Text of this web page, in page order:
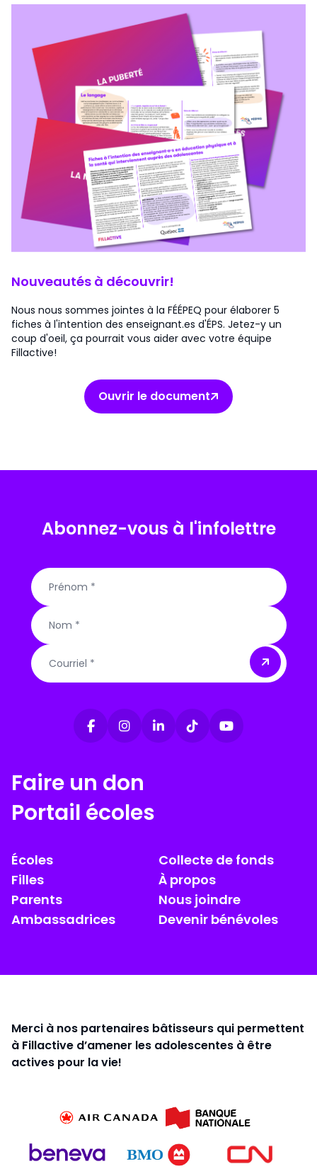
Nouveautés à découvrir!
Nous nous sommes jointes à la FÉÉPEQ pour élaborer 5
fiches à l'intention des enseignant.es d'ÉPS. Jetez-y un
coup d'oeil, ça pourrait vous aider avec votre équipe
Fillactive!
Ouvrir le document
Abonnez-vous à l'infolettre
Courriel
Faire un don
Portail écoles
Écoles
Filles
Parents
Ambassadrices
Collecte de fonds
À propos
Nous joindre
Devenir bénévoles
Merci à nos partenaires bâtisseurs qui permettent
à Fillactive d’amener les adolescentes à être
actives pour la vie!